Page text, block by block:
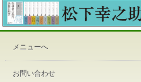
メニューへ
お問い合わせ